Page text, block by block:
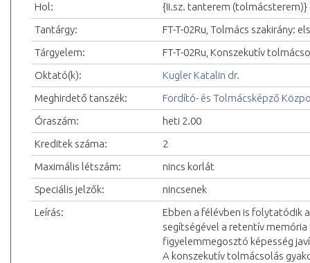
Hol:
{II.sz. tanterem (tolmácsterem)}
Tantárgy:
FT-T-02Ru, Tolmács szakirány:
Tárgyelem:
FT-T-02Ru, Konszekutív
Oktató(k):
Kugler Katalin dr.
Meghirdető tanszék:
Fordító- és Tolmácsképző
Óraszám:
heti 2.00
Kreditek száma:
2
Maximális létszám:
nincs korlát
Speciális jelzők:
nincsenek
Leírás:
Ebben a félévben is folytatódik
segítségével a retentív
figyelemmegosztó képesség
A konszekutív tolmácsolás